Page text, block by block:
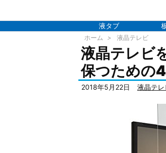
液タブ
ホーム > 液晶テレビ
液晶テレビ
保つための
2018年5月22日 液晶テレ